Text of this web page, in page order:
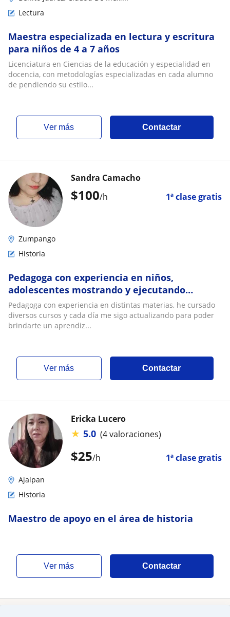
Lectura
Maestra especializada en lectura y escritura
para niños de 4 a 7 años
Licenciatura en Ciencias de la educación y especialidad en
docencia, con metodologías especializadas en cada alumno
de pendiendo su estilo...
ver más Contactar
$100/h 1ª clase gratis
Sandra Camacho
Zumpango
Historia
Pedagoga con experiencia en niños,
adolescentes mostrando y ejecutando
planeaciones, act para reforzar el aprendizaje
de la histor
Pedagoga con experiencia en distintas materias, he cursado
diversos cursos y cada día me sigo actualizando para poder
brindarte un aprendiz...
ver más Contactar
$25/h 1ª clase gratis
Ericka Lucero
★ 5.0 (4 valoraciones)
Ajalpan
Historia
Maestro de apoyo en el área de historia
ver más Contactar